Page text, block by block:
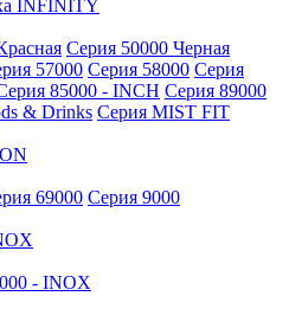
INFINITY
Серия 50000 Черная
57000 Серия 58000 Серия
85000 - INCH Серия 89000
& Drinks Серия MIST FIT
69000 Серия 9000
- INOX